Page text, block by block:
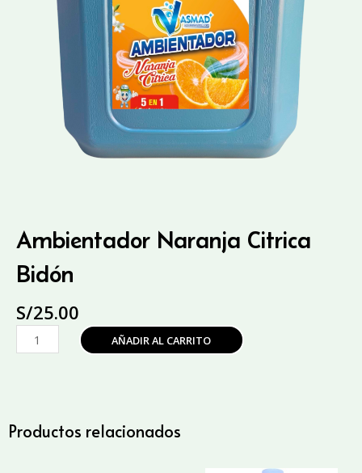
Ambientador Naranja Citrica
Bidón
S/25.00
Ambientador
Naranja
AÑADIR AL CARRITO
Productos relacionados